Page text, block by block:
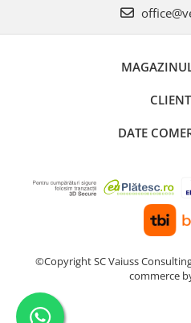
DATE
©Copyright SC Vaiuss
commerce